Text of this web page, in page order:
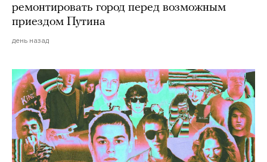
ремонтировать город перед возможным
приездом Путина
день назад